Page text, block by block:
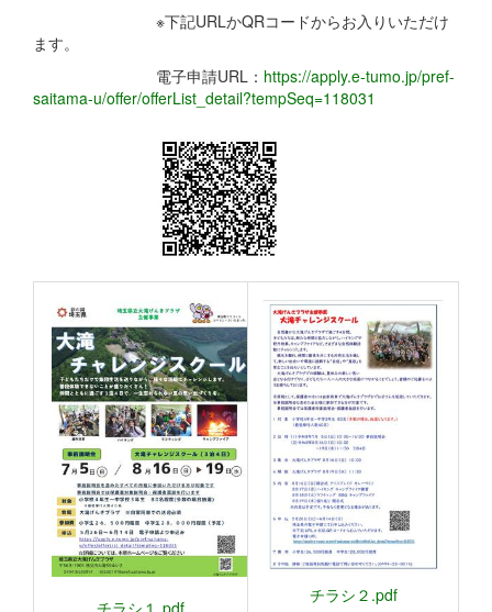
※下記URLかQRコードからお入りいただけ
ます。
電子申請URL： https://apply.e-tumo.jp/pref-
saitama-u/offer/offerList_detail?tempSeq=118031
チラシ２.pdf